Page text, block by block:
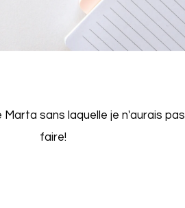
sans laquelle je n'aurais
faire!